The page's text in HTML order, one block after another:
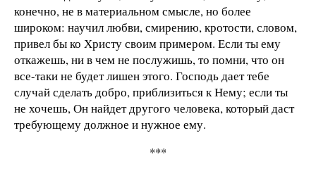
конечно, не в материальном смысле, но более
широком: научил любви, смирению, кротости, словом,
привел бы ко Христу своим примером. Если ты ему
откажешь, ни в чем не послужишь, то помни, что он
все-таки не будет лишен этого. Господь дает тебе
случай сделать добро, приблизиться к Нему; если ты
не хочешь, Он найдет другого человека, который даст
требующему должное и нужное ему.
***